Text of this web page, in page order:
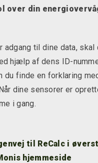
over din
adgang til dine data, skal
hjælp af dens ID-
du finde en forklaring
dine sensorer er
i gang.
til ReCalc i
hjemmeside